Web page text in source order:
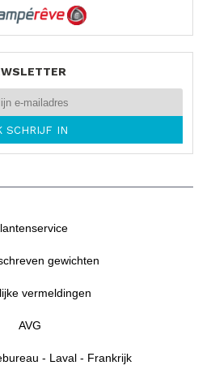
gewichten
vermeldingen
AVG
- Laval - Frankrijk